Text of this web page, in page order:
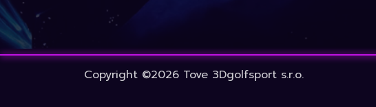
Copyright ©2026 Tove 3Dgolfsport s.r.o.